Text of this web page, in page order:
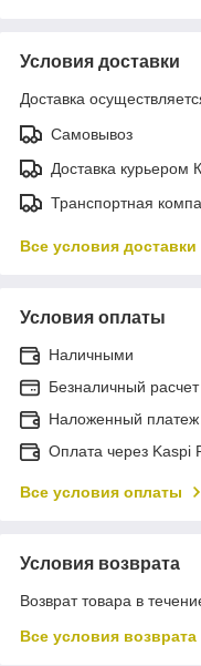
Условия доставки
Доставка
Самовывоз
Доставка курьером
Транспортная
Все условия доставки
Условия оплаты
Наличными
Безналичный расчет
Наложенный
Оплата через Kaspi
Все условия оплаты
Условия возврата
Возврат товара в
Все условия возврата